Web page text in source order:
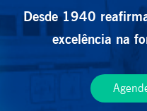
Desde 1940
excelência na